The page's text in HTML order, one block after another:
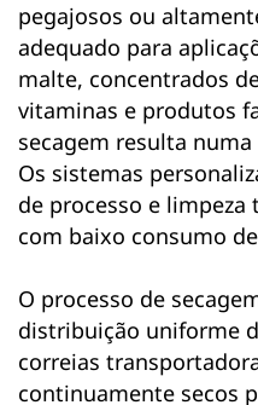
pegajosos ou
adequado para
malte, concentrados
vitaminas e produtos
secagem resulta
Os sistemas
de processo e
com baixo consumo
O processo de
distribuição uniforme
correias
continuamente secos